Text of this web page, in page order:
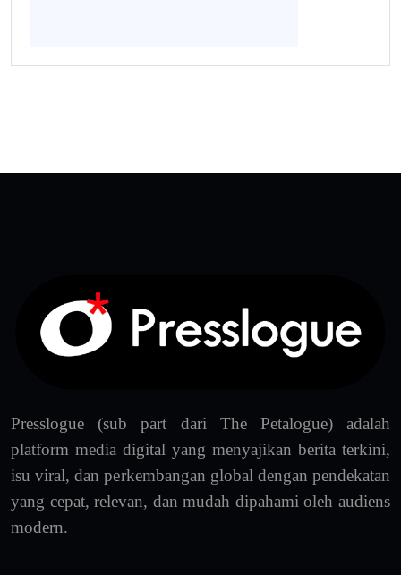
Presslogue (sub part dari The Petalogue) adalah
platform media digital yang menyajikan berita terkini,
isu viral, dan perkembangan global dengan pendekatan
yang cepat, relevan, dan mudah dipahami oleh audiens
modern.